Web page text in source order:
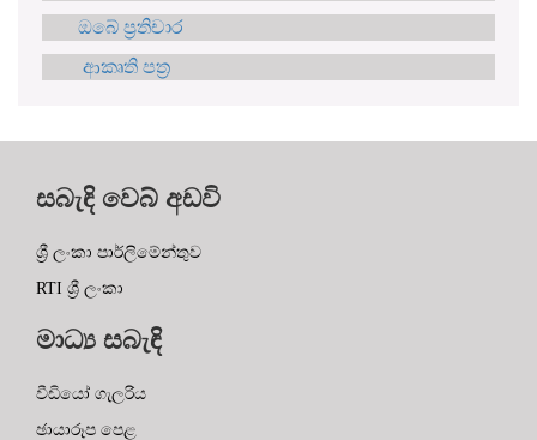
ඔබේ ප්‍රතිචාර
ආකෘති පත්‍ර
සබැඳි වෙබ් අඩවි
ශ්‍රී ලංකා පාර්ලිමේන්තුව
RTI ශ්‍රී ලංකා
මාධ්‍ය සබැඳි
වීඩියෝ ගැලරිය
ඡායාරූප පෙළ